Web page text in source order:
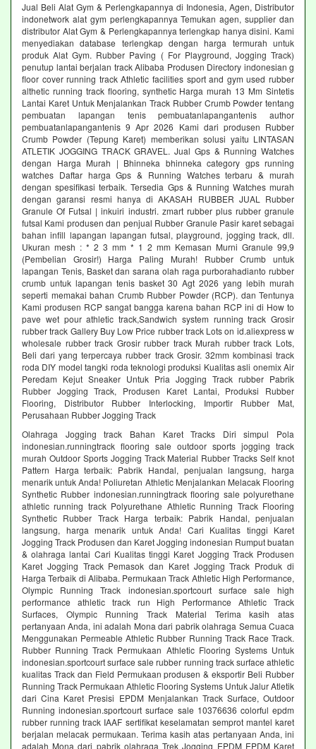
Jual Beli Alat Gym & Perlengkapannya di Indonesia, Agen, Distributor
indonetwork alat gym perlengkapannya Temukan agen, supplier dan
distributor Alat Gym & Perlengkapannya terlengkap hanya disini. Kami
menyediakan database terlengkap dengan harga termurah untuk
produk Alat Gym. Rubber Paving ( For Playground, Jogging Track)
penutup lantai berjalan track Alibaba Produsen Directory indonesian g
floor cover running track Athletic facilities sport and gym used rubber
althetic running track flooring, synthetic Harga murah 13 Mm Sintetis
Lantai Karet Untuk Menjalankan Track Rubber Crumb Powder tentang
pembuatan lapangan tenis pembuatanlapangantenis author
pembuatanlapangantenis 9 Apr 2026 Kami dari produsen Rubber
Crumb Powder (Tepung Karet) memberikan solusi yaitu LINTASAN
ATLETIK JOGGING TRACK GRAVEL. Jual Gps & Running Watches
dengan Harga Murah | Bhinneka bhinneka category gps running
watches Daftar harga Gps & Running Watches terbaru & murah
dengan spesifikasi terbaik. Tersedia Gps & Running Watches murah
dengan garansi resmi hanya di AKASAH RUBBER JUAL Rubber
Granule Of Futsal | inkuiri industri. zmart rubber plus rubber granule
futsal Kami produsen dan penjual Rubber Granule Pasir karet sebagai
bahan infill lapangan lapangan futsal, playground, jogging track, dll.
Ukuran mesh : * 2 3 mm * 1 2 mm Kemasan Murni Granule 99,9
(Pembelian Grosir!) Harga Paling Murah! Rubber Crumb untuk
lapangan Tenis, Basket dan sarana olah raga purborahadianto rubber
crumb untuk lapangan tenis basket 30 Agt 2026 yang lebih murah
seperti memakai bahan Crumb Rubber Powder (RCP). dan Tentunya
Kami produsen RCP sangat bangga karena bahan RCP ini di How to
pave wet pour athletic track,Sandwich system running track Grosir
rubber track Gallery Buy Low Price rubber track Lots on id.aliexpress w
wholesale rubber track Grosir rubber track Murah rubber track Lots,
Beli dari yang terpercaya rubber track Grosir. 32mm kombinasi track
roda DIY model tangki roda teknologi produksi Kualitas asli onemix Air
Peredam Kejut Sneaker Untuk Pria Jogging Track rubber Pabrik
Rubber Jogging Track, Produsen Karet Lantai, Produksi Rubber
Flooring, Distributor Rubber Interlocking, Importir Rubber Mat,
Perusahaan Rubber Jogging Track
Olahraga Jogging track Bahan Karet Tracks Diri simpul Pola
indonesian.runningtrack flooring sale outdoor sports jogging track
murah Outdoor Sports Jogging Track Material Rubber Tracks Self knot
Pattern Harga terbaik: Pabrik Handal, penjualan langsung, harga
menarik untuk Anda! Poliuretan Athletic Menjalankan Melacak Flooring
Synthetic Rubber indonesian.runningtrack flooring sale polyurethane
athletic running track Polyurethane Athletic Running Track Flooring
Synthetic Rubber Track Harga terbaik: Pabrik Handal, penjualan
langsung, harga menarik untuk Anda! Cari Kualitas tinggi Karet
Jogging Track Produsen dan Karet Jogging indonesian Rumput buatan
& olahraga lantai Cari Kualitas tinggi Karet Jogging Track Produsen
Karet Jogging Track Pemasok dan Karet Jogging Track Produk di
Harga Terbaik di Alibaba. Permukaan Track Athletic High Performance,
Olympic Running Track indonesian.sportcourt surface sale high
performance athletic track run High Performance Athletic Track
Surfaces, Olympic Running Track Material Terima kasih atas
pertanyaan Anda, ini adalah Mona dari pabrik olahraga Semua Cuaca
Menggunakan Permeable Athletic Rubber Running Track Race Track.
Rubber Running Track Permukaan Athletic Flooring Systems Untuk
indonesian.sportcourt surface sale rubber running track surface athletic
kualitas Track dan Field Permukaan produsen & eksportir Beli Rubber
Running Track Permukaan Athletic Flooring Systems Untuk Jalur Atletik
dari Cina Karet Presisi EPDM Menjalankan Track Surface, Outdoor
Running indonesian.sportcourt surface sale 10376636 colorful epdm
rubber running track IAAF sertifikat keselamatan semprot mantel karet
berjalan melacak permukaan. Terima kasih atas pertanyaan Anda, ini
adalah Mona dari pabrik olahraga Trek Jogging EPDM EPDM Karet